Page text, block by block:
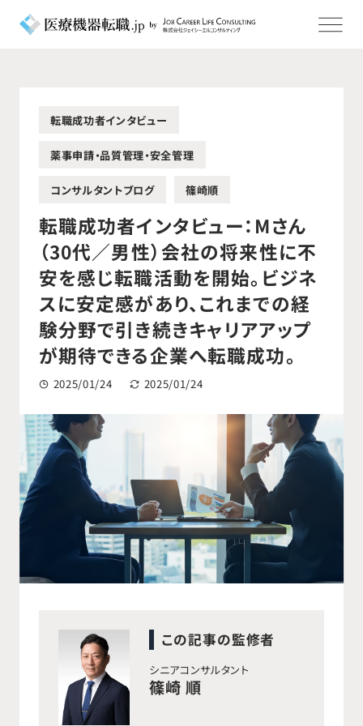
転職成功者インタビュー
薬事申請・品質管理・安全管理
コンサルタントブログ 篠崎順
転職成功者インタビュー：Mさん
（30代／男性）会社の将来性に不
安を感じ転職活動を開始。ビジネ
スに安定感があり、これまでの経
験分野で引き続きキャリアアップ
が期待できる企業へ転職成功。
2025/01/24 2025/01/24
この記事の監修者
シニアコンサルタント
篠崎 順